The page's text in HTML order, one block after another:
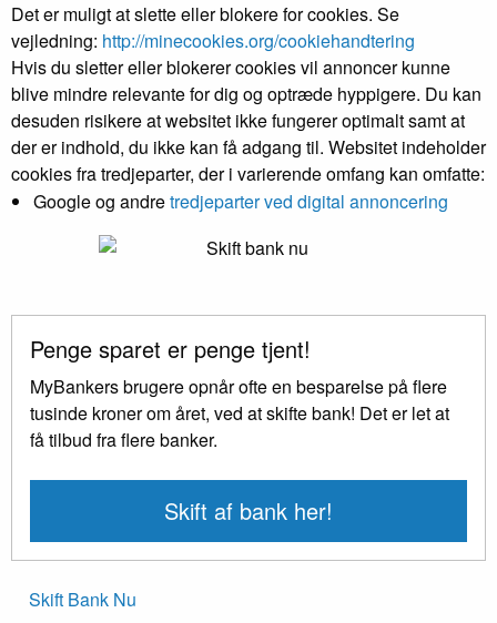
Det er muligt at slette eller blokere for cookies. Se
vejledning: http://minecookies.org/cookiehandtering
Hvis du sletter eller blokerer cookies vil annoncer kunne
blive mindre relevante for dig og optræde hyppigere. Du kan
desuden risikere at websitet ikke fungerer optimalt samt at
der er indhold, du ikke kan få adgang til. Websitet indeholder
cookies fra tredjeparter, der i varierende omfang kan omfatte:
Google og andretredjeparter ved digital annoncering
Penge sparet er penge tjent!
MyBankers brugere opnår ofte en besparelse på flere
tusinde kroner om året, ved at skifte bank! Det er let at
få tilbud fra flere banker.
Skift af bank her!
Skift Bank Nu